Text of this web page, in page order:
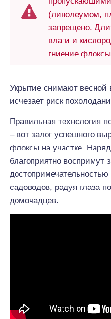
(линолеумом,
запрещено.
влаги и
гниение
Укрытие снимают весной
исчезает риск
Правильная технология
– вот залог успешного
флоксы на участке.
благоприятно воспримут
достопримечательностью
садоводов, радуя глаза
домочадцев.